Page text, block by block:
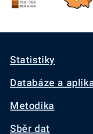
Statistiky
Databáze a
Metodika
Sběr dat